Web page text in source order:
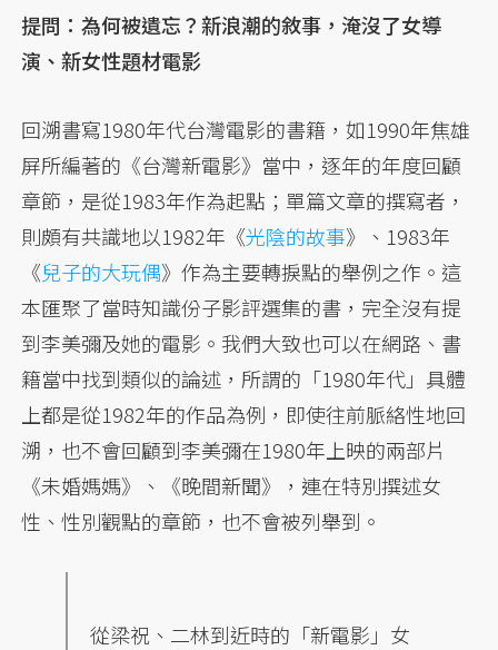
提問：為何被遺忘？新浪潮的敘事，淹沒了女導
演、新女性題材電影
回溯書寫1980年代台灣電影的書籍，如1990年焦雄
屏所編著的《台灣新電影》當中，逐年的年度回顧
章節，是從1983年作為起點；單篇文章的撰寫者，
則頗有共識地以1982年《光陰的故事》、1983年
《兒子的大玩偶》作為主要轉捩點的舉例之作。這
本匯聚了當時知識份子影評選集的書，完全沒有提
到李美彌及她的電影。我們大致也可以在網路、書
籍當中找到類似的論述，所謂的「1980年代」具體
上都是從1982年的作品為例，即使往前脈絡性地回
溯，也不會回顧到李美彌在1980年上映的兩部片
《未婚媽媽》、《晚間新聞》，連在特別撰述女
性、性別觀點的章節，也不會被列舉到。
從梁祝、二林到近時的「新電影」女